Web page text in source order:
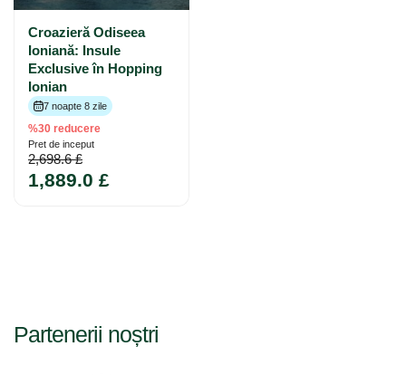
Croazieră Odiseea
Ioniană: Insule
Exclusive în Hopping
Ionian
7 noapte 8 zile
%30 reducere
Pret de inceput
2,698.6 £
1,889.0 £
Partenerii noștri